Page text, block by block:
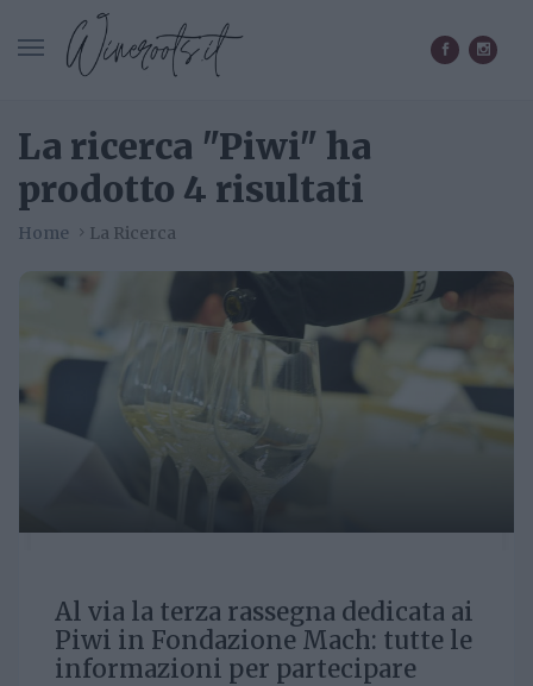
La ricerca "Piwi" ha
prodotto 4 risultati
Home La Ricerca
Al via la terza rassegna dedicata ai
Piwi in Fondazione Mach: tutte le
informazioni per partecipare